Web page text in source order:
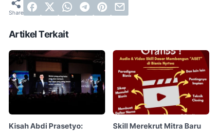
Artikel Terkait
Kisah Abdi Prasetyo:
Skill Merekrut Mitra Baru